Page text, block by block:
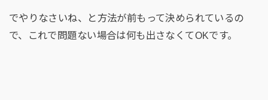
でやりなさいね、と方法が前もって決められているの
で、これで問題ない場合は何も出さなくてOKです。